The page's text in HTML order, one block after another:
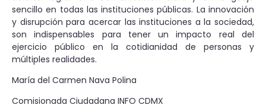
sencillo en todas las instituciones públicas. La innovación
y disrupción para acercar las instituciones a la sociedad,
son indispensables para tener un impacto real del
ejercicio público en la cotidianidad de personas y
múltiples realidades.
María del Carmen Nava Polina
Comisionada Ciudadana INFO CDMX